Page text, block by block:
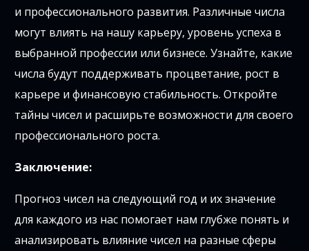
и профессионального развития. Различные числа
могут влиять на нашу карьеру, уровень успеха в
выбранной профессии или бизнесе. Узнайте, какие
числа будут поддерживать процветание, рост в
карьере и финансовую стабильность. Откройте
тайны чисел и расширьте возможности для своего
профессионального роста.
Заключение:
Прогноз чисел на следующий год и их значение
для каждого из нас помогает нам глубже понять и
анализировать влияние чисел на разные сферы